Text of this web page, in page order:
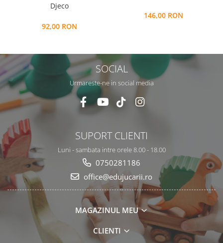
Djeco
92,00 RON
146,00 RON
SOCIAL
Urmareste-ne in social media
SUPORT CLIENTI
Luni - sambata intre orele 8.00 - 18.00
0750281186
office@edujucarii.ro
MAGAZINUL MEU
CLIENTI